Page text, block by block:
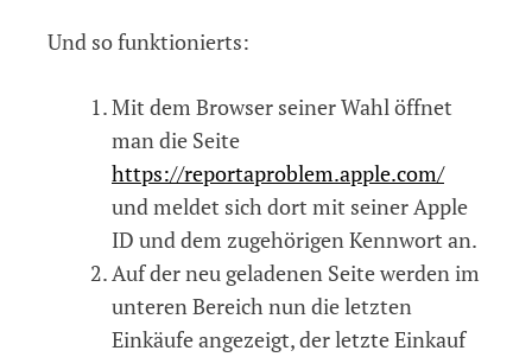
Und so funktionierts:
Mit dem Browser seiner Wahl öffnet
man die Seite
https://reportaproblem.apple.com/
und meldet sich dort mit seiner Apple
ID und dem zugehörigen Kennwort an.
Auf der neu geladenen Seite werden im
unteren Bereich nun die letzten
Einkäufe angezeigt, der letzte Einkauf